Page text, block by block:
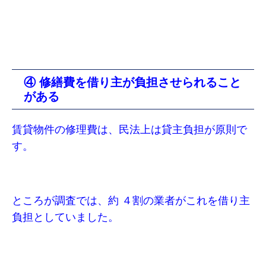
④ 修繕費を借り主が負担させられること
がある
賃貸物件の修理費は、民法上は貸主負担が原則で
す。
ところが調査では、約 ４割の業者がこれを借り主
負担としていました。